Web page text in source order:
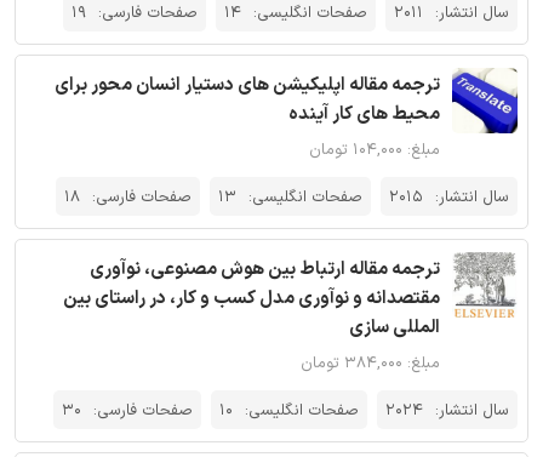
سال انتشار:
2011 صفحات انگلیسی: 14 صفحات فارسی: 19
ترجمه مقاله اپلیکیشن های دستیار انسان محور برای
محیط های کار آینده
مبلغ: ۱۰۴,۰۰۰ تومان
سال انتشار: 2015 صفحات انگلیسی: 13 صفحات فارسی: 18
ترجمه مقاله ارتباط بین هوش مصنوعی، نوآوری
مقتصدانه و نوآوری مدل کسب و کار، در راستای بین
المللی سازی
مبلغ: ۳۸۴,۰۰۰ تومان
سال انتشار: 2024 صفحات انگلیسی: 10 صفحات فارسی: 30